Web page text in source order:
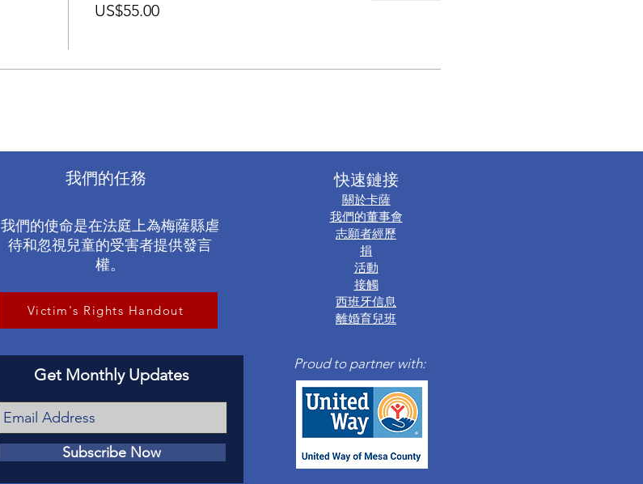
US$55.00
我們的任務
我們的使命是在法庭上為梅薩縣虐
待和忽視兒童的受害者提供發言
權。
Victim's Rights Handout
Get Monthly Updates
Subscribe Now
快速鏈接
關於卡薩
我們的董事會
志願者經歷
捐
活動
接觸
西班牙信息
離婚育兒班
Proud to partner with: